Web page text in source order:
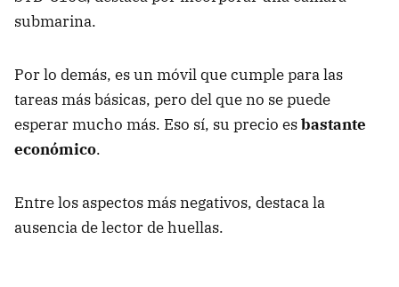
submarina.
Por lo demás, es un móvil que cumple para las
tareas más básicas, pero del que no se puede
esperar mucho más. Eso sí, su precio esbastante
económico.
Entre los aspectos más negativos, destaca la
ausencia de lector de huellas.